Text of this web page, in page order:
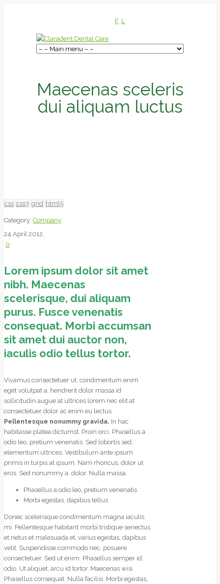
F L
Maecenas sceleris
dui aliquam luctus
css css3 grid html5
Category: Company
24 April 2012,
0
Lorem ipsum dolor sit amet
nibh. Maecenas
scelerisque, dui aliquam
purus. Fusce venenatis
consequat. Morbi accumsan
sit amet dui auctor non,
iaculis odio tellus tortor.
Vivamus consectetuer ut, condimentum enim
eget volutpat a, hendrerit dolor massa id
sollicitudin augue at ultrices lorem nec elit at
consectetuer dolor ac enim eu lectus.
Pellentesque nonummy gravida. In hac
habitasse platea dictumst. Proin orci. Phasellus a
odio leo, pretium venenatis. Sed lobortis sed,
elementum ultrices. Vestibulum ante ipsum
primis in turpis at ipsum. Nam rhoncus, dolor ut
eros. Sed nonummy a, dolor. Nulla massa.
Phasellus a odio leo, pretium venenatis
Morbi egestas, dapibus tellus
Donec scelerisque condimentum magna iaculis
mi. Pellentesque habitant morbi tristique senectus
et netus et malesuada et, varius egestas, dapibus
velit. Suspendisse commodo nec, posuere
consectetuer. Sed ut enim. Phasellus semper id,
odio. Ut aliquet, arcu id tortor. Maecenas wisi.
Phasellus consequat. Nulla facilisi. Morbi egestas,